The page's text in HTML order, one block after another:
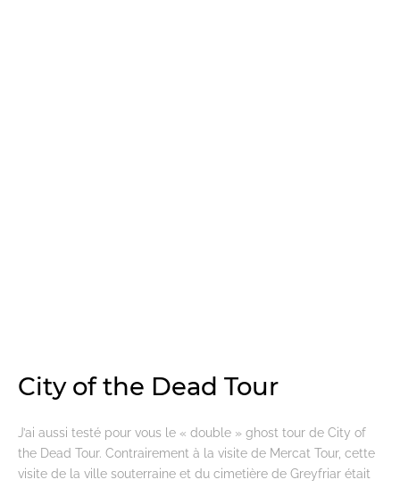
City of the Dead Tour
J’ai aussi testé pour vous le « double » ghost tour de City of
the Dead Tour. Contrairement à la visite de Mercat Tour, cette
visite de la ville souterraine et du cimetière de Greyfriar était